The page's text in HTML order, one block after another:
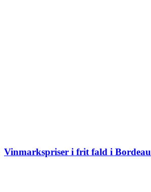
Vinmarkspriser i frit fald i